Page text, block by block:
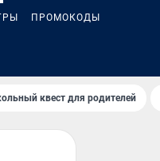
ПРОМОКОДЫ
квест для родителей